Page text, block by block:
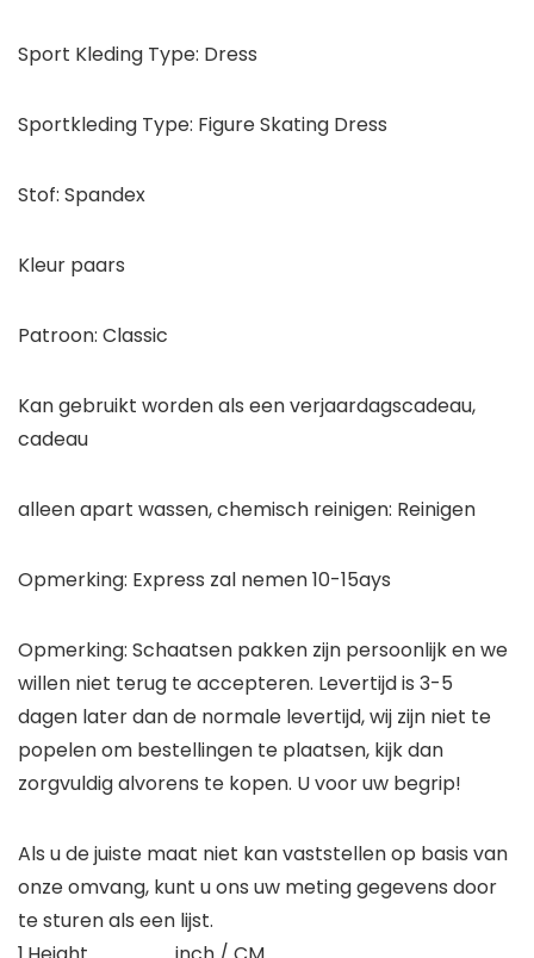
Sport Kleding Type: Dress
Sportkleding Type: Figure Skating Dress
Stof: Spandex
Kleur paars
Patroon: Classic
Kan gebruikt worden als een verjaardagscadeau,
cadeau
alleen apart wassen, chemisch reinigen: Reinigen
Opmerking: Express zal nemen 10-15ays
Opmerking: Schaatsen pakken zijn persoonlijk en we
willen niet terug te accepteren. Levertijd is 3-5
dagen later dan de normale levertijd, wij zijn niet te
popelen om bestellingen te plaatsen, kijk dan
zorgvuldig alvorens te kopen. U voor uw begrip!
Als u de juiste maat niet kan vaststellen op basis van
onze omvang, kunt u ons uw meting gegevens door
te sturen als een lijst.